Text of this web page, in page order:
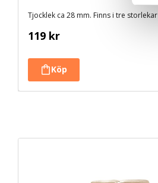
s
v
Tjocklek ca 28 mm. Finns i tre storlekar
119 kr